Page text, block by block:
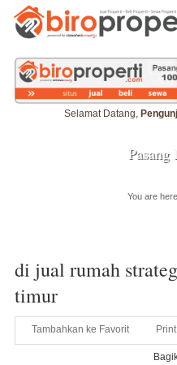
Selamat Datang,
Pasang
You are
di jual rumah
timur
Tambahkan ke Favorit Print